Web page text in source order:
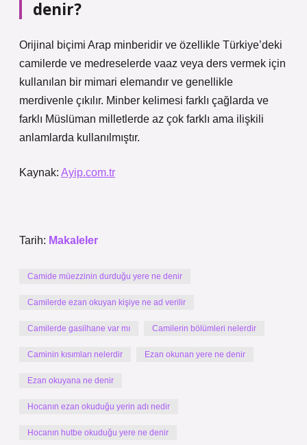
denir?
Orijinal biçimi Arap minberidir ve özellikle Türkiye’deki
camilerde ve medreselerde vaaz veya ders vermek için
kullanılan bir mimari elemandır ve genellikle
merdivenle çıkılır. Minber kelimesi farklı çağlarda ve
farklı Müslüman milletlerde az çok farklı ama ilişkili
anlamlarda kullanılmıştır.
Kaynak: Ayip.com.tr
Tarih: Makaleler
Camide müezzinin durduğu yere ne denir
Camilerde ezan okuyan kişiye ne ad verilir
Camilerde gasilhane var mı Camilerin bölümleri nelerdir
Caminin kısımları nelerdir Ezan okunan yere ne denir
Ezan okuyana ne denir
Hocanın ezan okuduğu yerin adı nedir
Hocanın hutbe okuduğu yere ne denir